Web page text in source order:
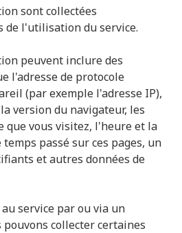
sont collectées
de l'utilisation du service.
peuvent inclure des
l'adresse de protocole
(par exemple l'adresse IP),
version du navigateur, les
que vous visitez, l'heure et la
passé sur ces pages, un
et autres données de
service par ou via un
collecter certaines